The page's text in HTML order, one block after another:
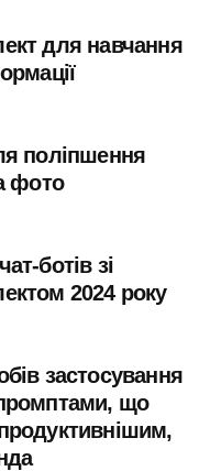
для навчання
поліпшення
фото
ботів зі
2024 року
застосування
що